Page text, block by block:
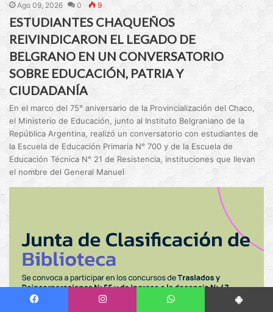
Ago 09, 2026 0 9
ESTUDIANTES CHAQUEÑOS
REIVINDICARON EL LEGADO DE
BELGRANO EN UN CONVERSATORIO
SOBRE EDUCACIÓN, PATRIA Y
CIUDADANÍA
En el marco del 75° aniversario de la Provincialización del Chaco,
el Ministerio de Educación, junto al Instituto Belgraniano de la
República Argentina, realizó un conversatorio con estudiantes de
la Escuela de Educación Primaria N° 700 y de la Escuela de
Educación Técnica N° 21 de Resistencia, instituciones que llevan
el nombre del General Manuel